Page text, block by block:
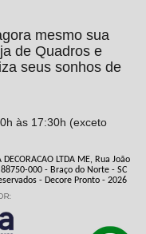
mesmo sua
de Quadros e
seus sonhos de
às 17:30h (exceto
DECORACAO LTDA ME, Rua João
000 - Braço do Norte - SC
- Decore Pronto - 2026